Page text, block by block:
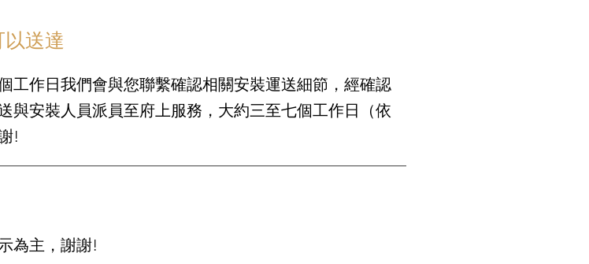
送達
工作日我們會與您聯繫確認相關安裝運送細節，經確認
與安裝人員派員至府上服務，大約三至七個工作日（依
!
為主，謝謝!